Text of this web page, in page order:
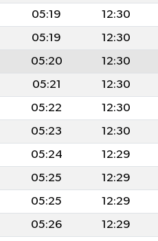
05:19 12:30
05:19 12:30
05:20 12:30
05:21 12:30
05:22 12:30
05:23 12:30
05:24 12:29
05:25 12:29
05:25 12:29
05:26 12:29